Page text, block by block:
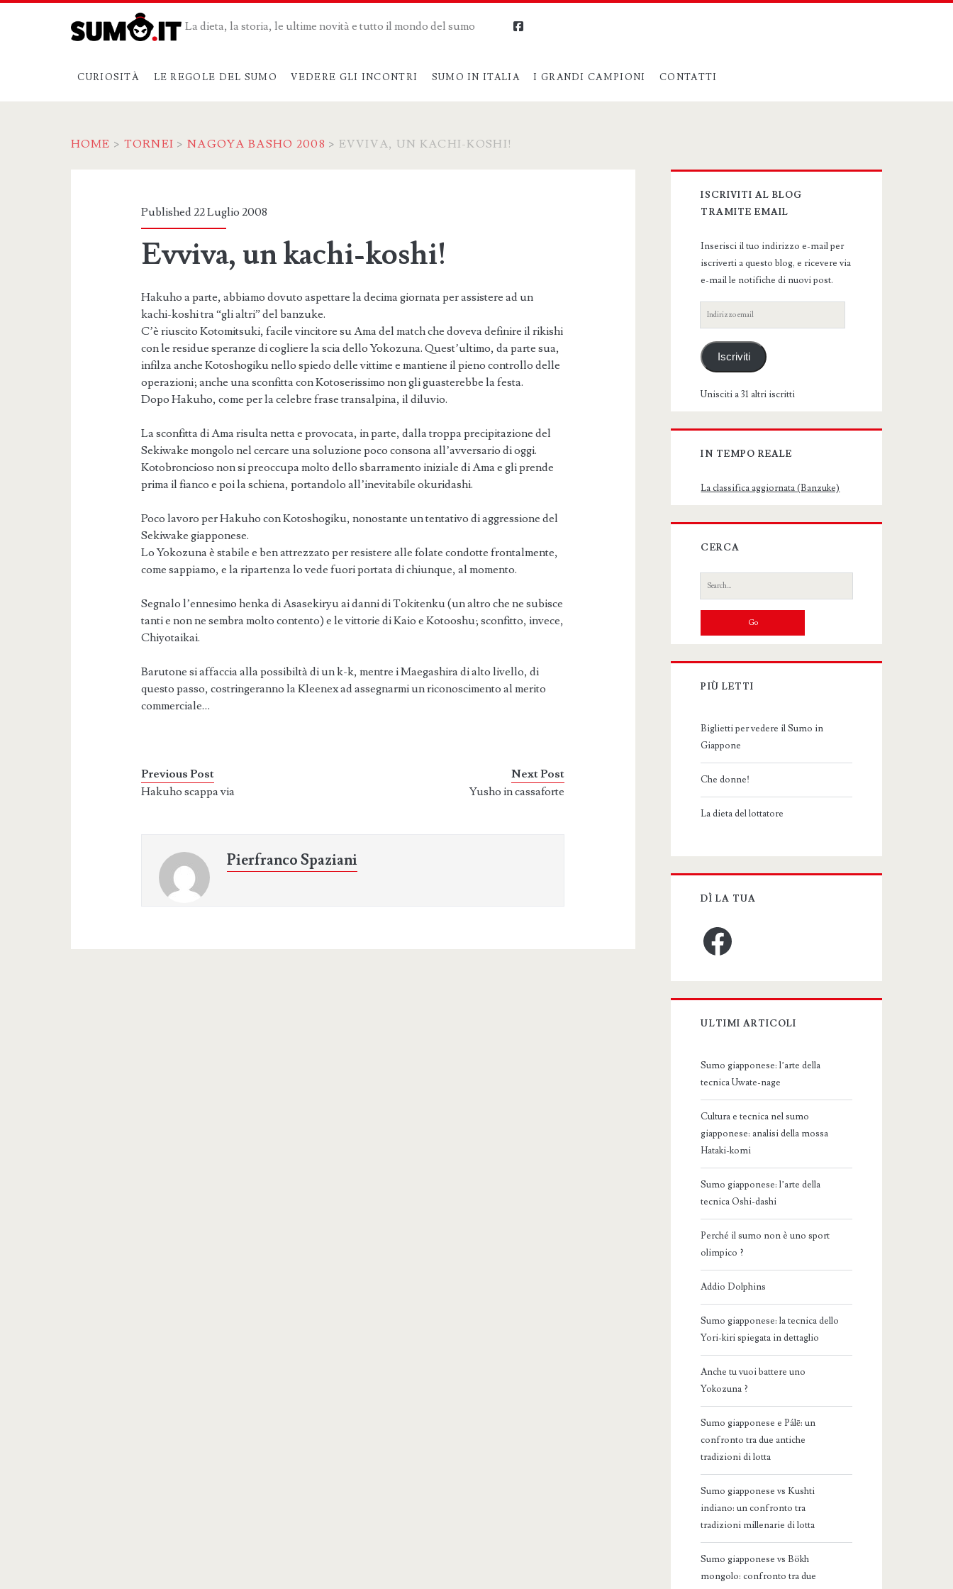
La dieta, la storia, le ultime novità e tutto il mondo del sumo
CURIOSITÀ LE REGOLE DEL SUMO VEDERE GLI INCONTRI SUMO IN ITALIA I GRANDI CAMPIONI CONTATTI
facebook
HOME > TORNEI >NAGOYA BASHO 2008 > EVVIVA, UN KACHI-KOSHI!
Published 22 Luglio 2008
Evviva, un kachi-koshi!
Hakuho a parte, abbiamo dovuto aspettare la decima giornata per assistere ad un
kachi-koshi tra “gli altri” del banzuke.
C’è riuscito Kotomitsuki, facile vincitore su Ama del match che doveva definire il rikishi
con le residue speranze di cogliere la scia dello Yokozuna. Quest’ultimo, da parte sua,
infilza anche Kotoshogiku nello spiedo delle vittime e mantiene il pieno controllo delle
operazioni; anche una sconfitta con Kotoserissimo non gli guasterebbe la festa.
Dopo Hakuho, come per la celebre frase transalpina, il diluvio.
La sconfitta di Ama risulta netta e provocata, in parte, dalla troppa precipitazione del
Sekiwake mongolo nel cercare una soluzione poco consona all’avversario di oggi.
Kotobroncioso non si preoccupa molto dello sbarramento iniziale di Ama e gli prende
prima il fianco e poi la schiena, portandolo all’inevitabile okuridashi.
Poco lavoro per Hakuho con Kotoshogiku, nonostante un tentativo di aggressione del
Sekiwake giapponese.
Lo Yokozuna è stabile e ben attrezzato per resistere alle folate condotte frontalmente,
come sappiamo, e la ripartenza lo vede fuori portata di chiunque, al momento.
Segnalo l’ennesimo henka di Asasekiryu ai danni di Tokitenku (un altro che ne subisce
tanti e non ne sembra molto contento) e le vittorie di Kaio e Kotooshu; sconfitto, invece,
Chiyotaikai.
Barutone si affaccia alla possibiltà di un k-k, mentre i Maegashira di alto livello, di
questo passo, costringeranno la Kleenex ad assegnarmi un riconoscimento al merito
commerciale…
Previous Post
Hakuho scappa via
Next Post
Yusho in cassaforte
Pierfranco Spaziani
Primary
Sidebar
ISCRIVITI AL BLOG
TRAMITE EMAIL
Inserisci il tuo indirizzo e-mail per
iscriverti a questo blog, e ricevere via
e-mail le notifiche di nuovi post.
Indirizzo
email
Iscriviti
Unisciti a 31 altri iscritti
IN TEMPO REALE
La classifica aggiornata (Banzuke)
CERCA
Search
for:
PIÙ LETTI
Biglietti per vedere il Sumo in
Giappone
Che donne!
La dieta del lottatore
DÌ LA TUA
Facebook
ULTIMI ARTICOLI
Sumo giapponese: l’arte della
tecnica Uwate-nage
Cultura e tecnica nel sumo
giapponese: analisi della mossa
Hataki-komi
Sumo giapponese: l’arte della
tecnica Oshi-dashi
Perché il sumo non è uno sport
olimpico ?
Addio Dolphins
Sumo giapponese: la tecnica dello
Yori-kiri spiegata in dettaglio
Anche tu vuoi battere uno
Yokozuna ?
Sumo giapponese e Pálē: un
confronto tra due antiche
tradizioni di lotta
Sumo giapponese vs Kushti
indiano: un confronto tra
tradizioni millenarie di lotta
Sumo giapponese vs Bökh
mongolo: confronto tra due